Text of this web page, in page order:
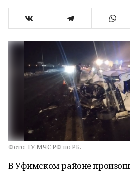
Фото: ГУ МЧС РФ по РБ.
В Уфимском районе